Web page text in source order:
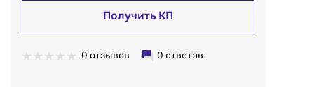
Получить КП
0 отзывов 0 ответов